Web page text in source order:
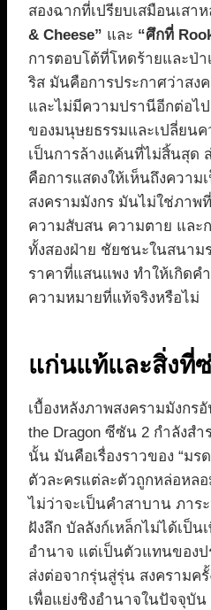
สองฉากที่เปรียบเสมือนเส
& Cheese” และ “ศึกที่
การตอบโต้ที่โหดร้ายและป่
ริส มันคือการประกาศว่าสง
และไม่มีความปรานีอีกต่อไ
ของมนุษยธรรมและเปลี่ยน
เป็นการล้างแค้นที่ไม่สิ้นสุด
คือการแสดงให้เห็นถึงความ
สงครามมังกร มันไม่ใช่ภาพ
ความสับสน ความตาย และ
ทั้งสองฝ่าย ชัยชนะในสนาม
ราคาที่แสนแพง ทำให้เกิด
ความหมายที่แท้จริงหรือไม่
แก่นแท้และสิ่งที่
เบื้องหลังภาพสงครามมังกร
the Dragon ซีซัน 2 กำลังสำ
นั้น มันคือเรื่องราวของ “มร
ตัวละครแต่ละตัวถูกหล่อหล
ไม่ว่าจะเป็นคำสาบาน ภา
ฝังลึก บัลลังก์เหล็กไม่ได้เป็
อำนาจ แต่เป็นตัวแทนของ
ส่งต่อจากรุ่นสู่รุ่น สงครามค
เพื่อแย่งชิงอำนาจในปัจจุบัน